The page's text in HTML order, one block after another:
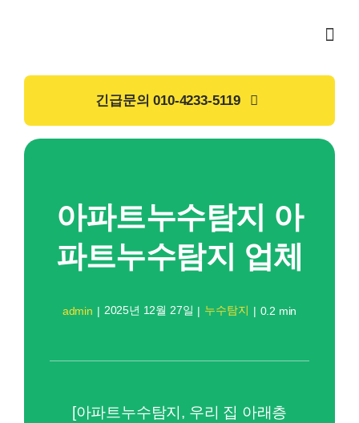
긴급문의 010-4233-5119
아파트누수탐지 아
파트누수탐지 업체
admin | 2025년 12월 27일 | 누수탐지 | 0.2 min
[아파트누수탐지, 우리 집 아래층